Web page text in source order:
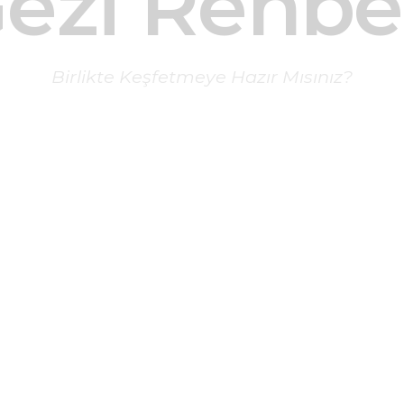
Birlikte Keşfetmeye Hazır Mısınız?